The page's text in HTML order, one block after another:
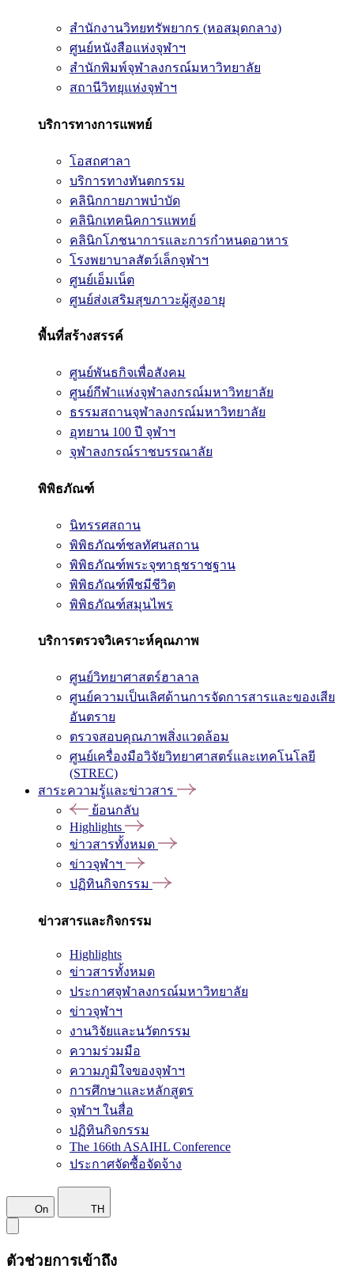
สำนักงานวิทยทรัพยากร (หอสมุดกลาง)
ศูนย์หนังสือแห่งจุฬาฯ
สำนักพิมพ์จุฬาลงกรณ์มหาวิทยาลัย
สถานีวิทยุแห่งจุฬาฯ
บริการทางการแพทย์
โอสถศาลา
บริการทางทันตกรรม
คลินิกกายภาพบำบัด
คลินิกเทคนิคการแพทย์
คลินิกโภชนาการและการกำหนดอาหาร
โรงพยาบาลสัตว์เล็กจุฬาฯ
ศูนย์เอ็มเน็ต
ศูนย์ส่งเสริมสุขภาวะผู้สูงอายุ
พื้นที่สร้างสรรค์
ศูนย์พันธกิจเพื่อสังคม
ศูนย์กีฬาแห่งจุฬาลงกรณ์มหาวิทยาลัย
ธรรมสถานจุฬาลงกรณ์มหาวิทยาลัย
อุทยาน 100 ปี จุฬาฯ
จุฬาลงกรณ์ราชบรรณาลัย
พิพิธภัณฑ์
นิทรรศสถาน
พิพิธภัณฑ์ชลทัศนสถาน
พิพิธภัณฑ์พระจุฑาธุชราชฐาน
พิพิธภัณฑ์พืชมีชีวิต
พิพิธภัณฑ์สมุนไพร
บริการตรวจวิเคราะห์คุณภาพ
ศูนย์วิทยาศาสตร์ฮาลาล
ศูนย์ความเป็นเลิศด้านการจัดการสารและของเสีย
อันตราย
ตรวจสอบคุณภาพสิ่งแวดล้อม
ศูนย์เครื่องมือวิจัยวิทยาศาสตร์และเทคโนโลยี
(STREC)
สาระความรู้และข่าวสาร
ย้อนกลับ
Highlights
ข่าวสารทั้งหมด
ข่าวจุฬาฯ
ปฏิทินกิจกรรม
ข่าวสารและกิจกรรม
Highlights
ข่าวสารทั้งหมด
ประกาศจุฬาลงกรณ์มหาวิทยาลัย
ข่าวจุฬาฯ
งานวิจัยและนวัตกรรม
ความร่วมมือ
ความภูมิใจของจุฬาฯ
การศึกษาและหลักสูตร
จุฬาฯ ในสื่อ
ปฏิทินกิจกรรม
The 166th ASAIHL Conference
ประกาศจัดซื้อจัดจ้าง
On TH
ตัวช่วยการเข้าถึง